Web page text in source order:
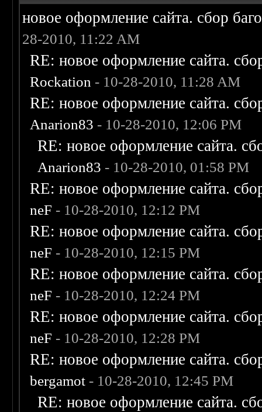
новое оформление сайта. сбор
28-2010, 11:22 AM
RE: новое оформление сайта.
Rockation - 10-28-2010, 11:28 AM
RE: новое оформление сайта.
Anarion83 - 10-28-2010, 12:06 PM
RE: новое оформление сайта.
Anarion83 - 10-28-2010, 01:58 PM
RE: новое оформление сайта.
neF - 10-28-2010, 12:12 PM
RE: новое оформление сайта.
neF - 10-28-2010, 12:15 PM
RE: новое оформление сайта.
neF - 10-28-2010, 12:24 PM
RE: новое оформление сайта.
neF - 10-28-2010, 12:28 PM
RE: новое оформление сайта.
bergamot - 10-28-2010, 12:45 PM
RE: новое оформление сайта.